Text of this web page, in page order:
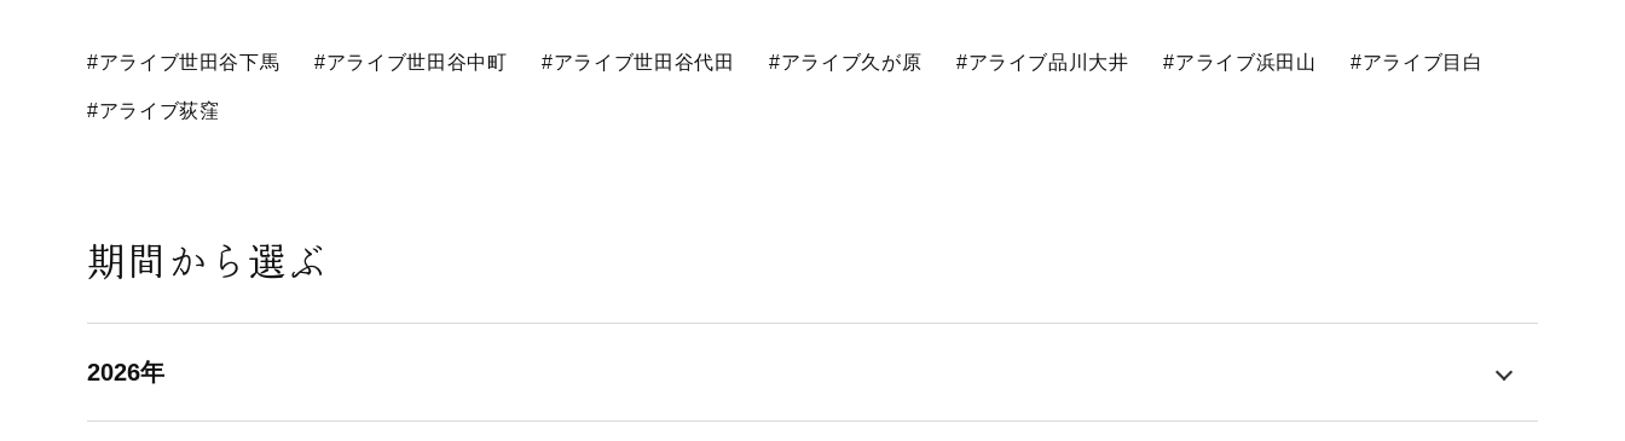
#アライブ世田谷下馬 #アライブ世田谷中町 #アライブ世田谷代田 #アライブ久が原 #アライブ品川大井 #アライブ浜田山 #アライブ目白
#アライブ荻窪
期間から選ぶ
2026年